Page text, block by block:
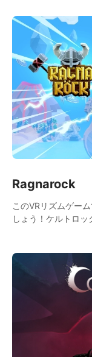
Ragnarock
このVRリズムゲー
しょう！ケルトロッ